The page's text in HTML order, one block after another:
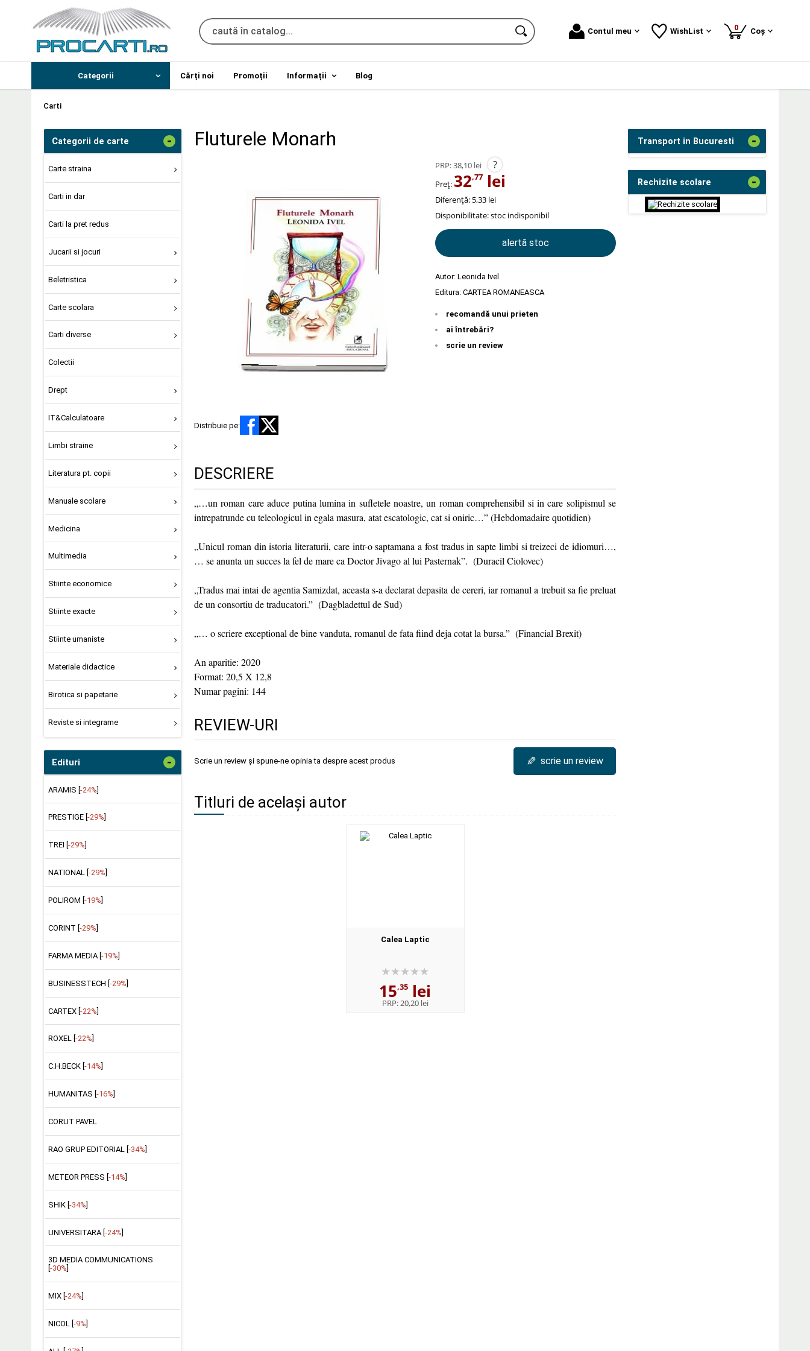
Contul meu WishList 0produse
Coș
Categorii Cărți noi Promoții Informații Blog
Carti
Categorii de carte -
Carte straina
Carti in dar
Carti la pret redus
Jucarii si jocuri
Beletristica
Carte scolara
Carti diverse
Colectii
Drept
IT&Calculatoare
Limbi straine
Literatura pt. copii
Manuale scolare
Medicina
Multimedia
Stiinte economice
Stiinte exacte
Stiinte umaniste
Materiale didactice
Birotica si papetarie
Reviste si integrame
Edituri -
ARAMIS [-24%]
PRESTIGE [ -29%
TREI [ -29%
NATIONAL [ -29%
POLIROM [ -19%
CORINT [ -29%
FARMA MEDIA [ -19%
BUSINESSTECH [-29%]
CARTEX [-22%]
ROXEL [ -22%
C.H.BECK [ -14%
HUMANITAS [ -16%
CORUT PAVEL
RAO GRUP EDITORIAL [ -34%
METEOR PRESS [ -14%
SHIK [-34%]
UNIVERSITARA [-24%]
3D MEDIA COMMUNICATIONS
-30%
MIX [ -24%
NICOL [ -9%
Fluturele Monarh
PRP:38,10 lei ?
Preț: 32,77 lei
Diferență: 5,33 lei
Disponibilitate:stoc indisponibil
alertă stoc
Autor: Leonida Ivel
Editura: CARTEA ROMANEASCA
recomandă unui prieten
ai întrebări?
scrie un review
Distribuie pe:
DESCRIERE
„…un roman care aduce putina lumina in sufletele noastre, un roman comprehensibil si in care solipismul se
intrepatrunde cu teleologicul in egala masura, atat escatologic, cat si oniric…” (Hebdomadaire quotidien)
„Unicul roman din istoria literaturii, care intr-o saptamana a fost tradus in sapte limbi si treizeci de idiomuri…,
… se anunta un succes la fel de mare ca Doctor Jivago al lui Pasternak”. (Duracil Ciolovec)
„Tradus mai intai de agentia Samizdat, aceasta s-a declarat depasita de cereri, iar romanul a trebuit sa fie preluat
de un consortiu de traducatori.” (Dagbladettul de Sud)
„… o scriere exceptional de bine vanduta, romanul de fata fiind deja cotat la bursa.” (Financial Brexit)
An aparitie: 2020
Format: 20,5 X 12,8
Numar pagini: 144
REVIEW-URI
Scrie un review și spune-ne opinia ta despre acest produs ✎ scrie un review
Titluri de același autor
Calea Laptic
15,35 lei
PRP:20,20 lei
Transport in Bucuresti -
Rechizite scolare -